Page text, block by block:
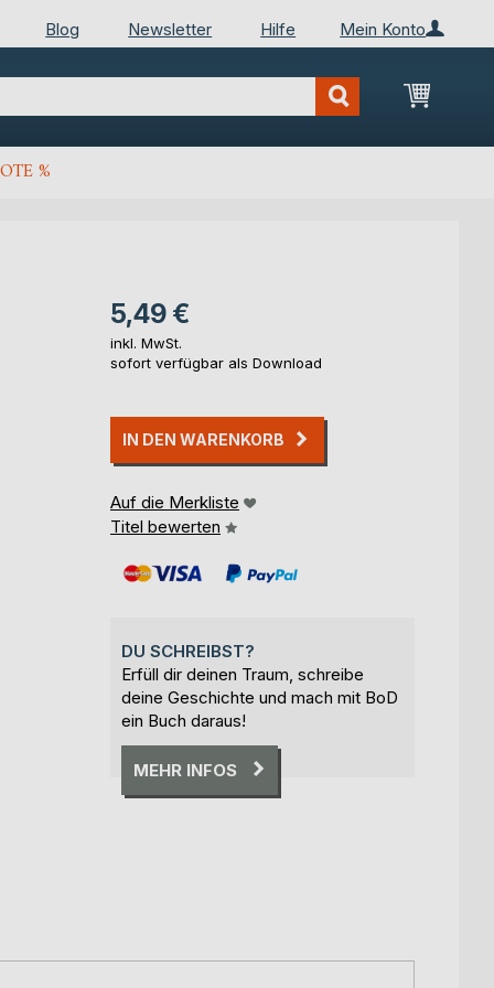
Mein Konto
Blog Newsletter Hilfe
Mein
%
5,49 €
inkl. MwSt.
sofort verfügbar als Download
IN DEN WARENKORB
Auf die Merkliste
Titel bewerten
DU SCHREIBST?
Erfüll dir deinen Traum, schreibe
deine Geschichte und mach mit BoD
ein Buch daraus!
MEHR INFOS